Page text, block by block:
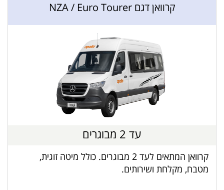
קרוואן דגם NZA / Euro Tourer
עד 2 מבוגרים
קרוואן המתאים לעד 2 מבוגרים. כולל מיטה זוגית,
מטבח, מקלחת ושירותים.